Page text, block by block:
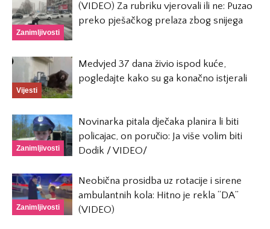
Zanimljivosti
(VIDEO) Za rubriku vjerovali ili ne: Puzao
preko pješačkog prelaza zbog snijega
Vijesti
Medvjed 37 dana živio ispod kuće,
pogledajte kako su ga konačno istjerali
Zanimljivosti
Novinarka pitala dječaka planira li biti
policajac, on poručio: Ja više volim biti
Dodik / VIDEO/
Zanimljivosti
Neobična prosidba uz rotacije i sirene
ambulantnih kola: Hitno je rekla “DA”
(VIDEO)